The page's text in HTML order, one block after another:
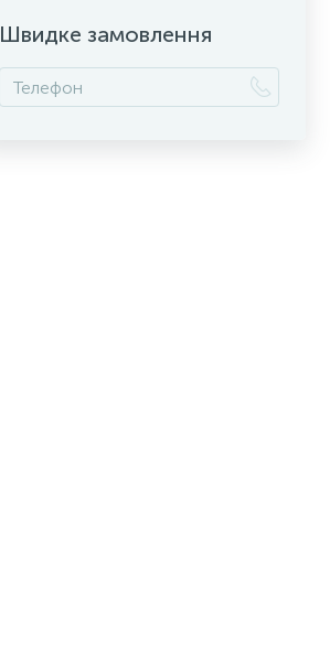
Швидке замовлення